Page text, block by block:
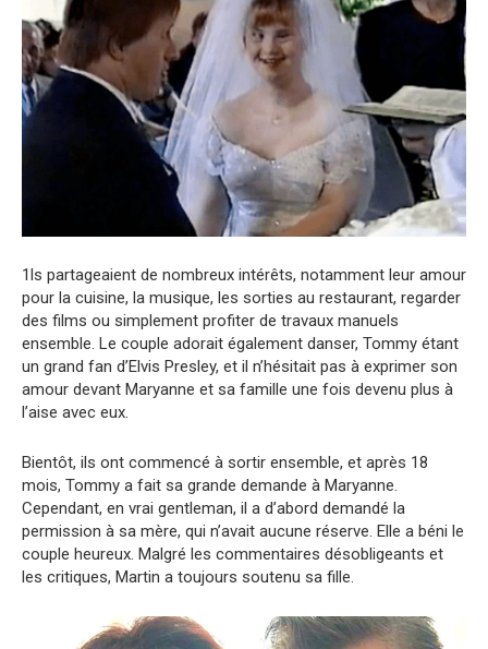
1ls partageaient de nombreux intérêts, notamment leur amour
pour la cuisine, la musique, les sorties au restaurant, regarder
des films ou simplement profiter de travaux manuels
ensemble. Le couple adorait également danser, Tommy étant
un grand fan d’Elvis Presley, et il n’hésitait pas à exprimer son
amour devant Maryanne et sa famille une fois devenu plus à
l’aise avec eux.
Bientôt, ils ont commencé à sortir ensemble, et après 18
mois, Tommy a fait sa grande demande à Maryanne.
Cependant, en vrai gentleman, il a d’abord demandé la
permission à sa mère, qui n’avait aucune réserve. Elle a béni le
couple heureux. Malgré les commentaires désobligeants et
les critiques, Martin a toujours soutenu sa fille.